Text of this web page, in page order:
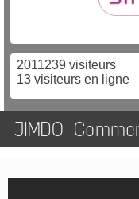
2011239 visiteurs
13 visiteurs en ligne
JIMDO